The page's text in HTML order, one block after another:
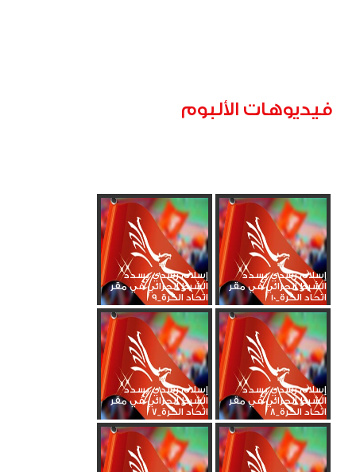
فيديوهات الألبوم
إسلام رشدي يسدد
الشرط الجزائي في مقر
اتحاد الكرة_10
إسلام رشدي يسدد
الشرط الجزائي في مقر
اتحاد الكرة_9
إسلام رشدي يسدد
الشرط الجزائي في مقر
اتحاد الكرة_8
إسلام رشدي يسدد
الشرط الجزائي في مقر
اتحاد الكرة_7